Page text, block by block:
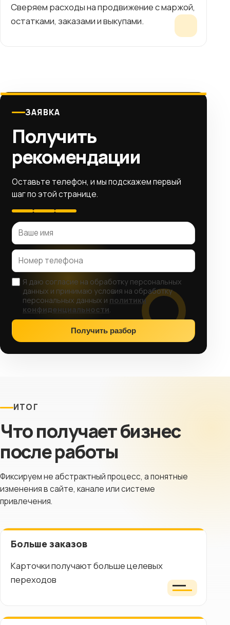
Сверяем расходы на продвижение с маржой,
остатками, заказами и выкупами.
ЗАЯВКА
Получить
рекомендации
Оставьте телефон, и мы подскажем первый
шаг по этой странице.
Я даю согласие на обработку персональных
данных и принимаю условия на обработку
персональных данных и политики
конфиденциальности.
Получить разбор
ИТОГ
Что получает бизнес
после работы
Фиксируем не абстрактный процесс, а понятные
изменения в сайте, канале или системе
привлечения.
Больше заказов
Карточки получают больше целевых
переходов